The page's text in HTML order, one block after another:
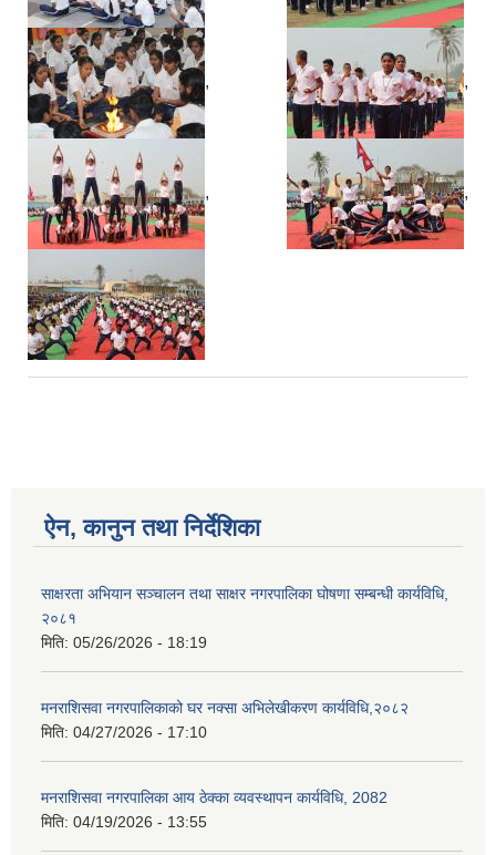
, ,
, ,
ऐन, कानुन तथा निर्देशिका
साक्षरता अभियान सञ्चालन तथा साक्षर नगरपालिका घोषणा सम्बन्धी कार्यविधि,
२०८१
मिति: 05/26/2026 - 18:19
मनराशिसवा नगरपालिकाको घर नक्सा अभिलेखीकरण कार्यविधि,२०८२
मिति: 04/27/2026 - 17:10
मनराशिसवा नगरपालिका आय ठेक्का व्यवस्थापन कार्यविधि, 2082
मिति: 04/19/2026 - 13:55